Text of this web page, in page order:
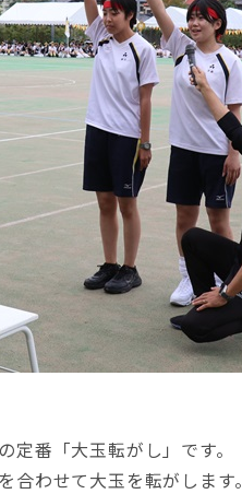
定番「大玉転がし」です。
合わせて大玉を転がします。